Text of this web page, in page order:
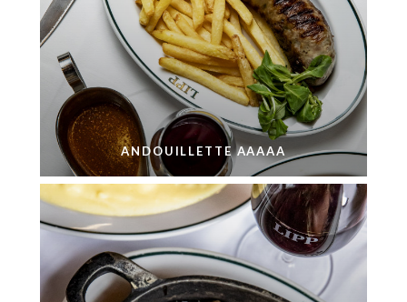
ANDOUILLETTE AAAAA